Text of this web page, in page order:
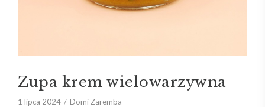
Zupa krem wielowarzywna
1 lipca 2024 Domi Zaremba